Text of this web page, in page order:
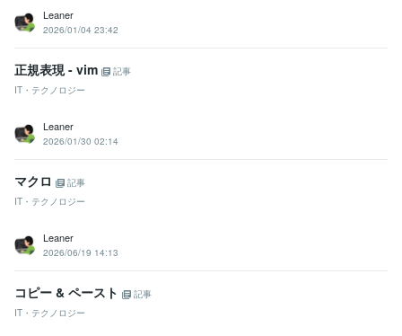
Leaner
2026/01/04 23:42
正規表現 - vim
記事
IT・テクノロジー
Leaner
2026/01/30 02:14
マクロ
記事
IT・テクノロジー
Leaner
2026/06/19 14:13
コピー & ペースト
記事
IT・テクノロジー